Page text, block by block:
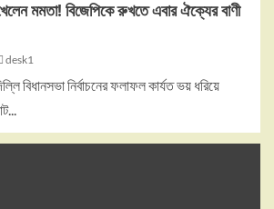
মমতা! বিজেপিকে রুখতে এবার ঐক্যের বাণী
desk1
বিধানসভা নির্বাচনের ফলাফল কার্যত ভয় ধরিয়ে